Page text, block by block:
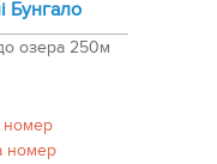
Бунгало
озера 250м
номер
номер